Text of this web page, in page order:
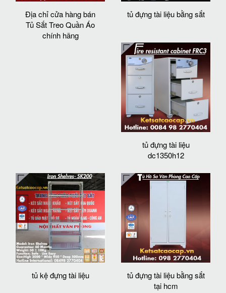
Địa chỉ cửa hàng bán
Tủ Sắt Treo Quần Áo
chính hãng
tủ đựng tài liệu bằng sắt
tủ đựng tài liệu
dc1350h12
tủ kệ đựng tài liệu
tủ đựng tài liệu bằng sắt
tại hcm